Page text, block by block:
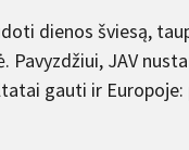
dienos šviesą,
Pavyzdžiui, JAV
gauti ir